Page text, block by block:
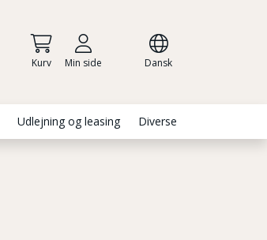
Kurv Min side Dansk
Udlejning og leasing Diverse